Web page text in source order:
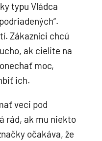
typu Vládca
Zákazníci chcú
ak cielite na
moc,
ich.
veci pod
rád, ak mu niekto
očakáva, že